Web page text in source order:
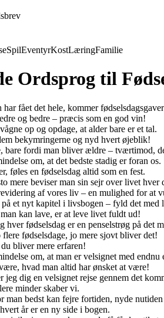
SpilEventyrKostLæringFamilie
Ordsprog til
fået det hele, kommer
og bedre – præcis som en god vin!
op og opdage, at alder bare er et tal.
bekymringerne og nyd hvert øjeblik!
bare fordi man bliver ældre – tværtimod,
om, at det bedste stadig er foran os.
føles en fødselsdag altid som en fest.
mere beviser man sin sejr over livet hver
af vores liv – en mulighed for at
på et nyt kapitel i livsbogen – fyld det med
kan lave, er at leve livet fuldt ud!
fødselsdag er en penselstrøg på det
fødselsdage, jo mere sjovt bliver det!
bliver mere erfaren!
om, at man er velsignet med endnu
hvad man altid har ønsket at være!
jeg dig en velsignet rejse gennem det
minder skaber vi.
man bedst kan fejre fortiden, nyde
år er en ny side i bogen.